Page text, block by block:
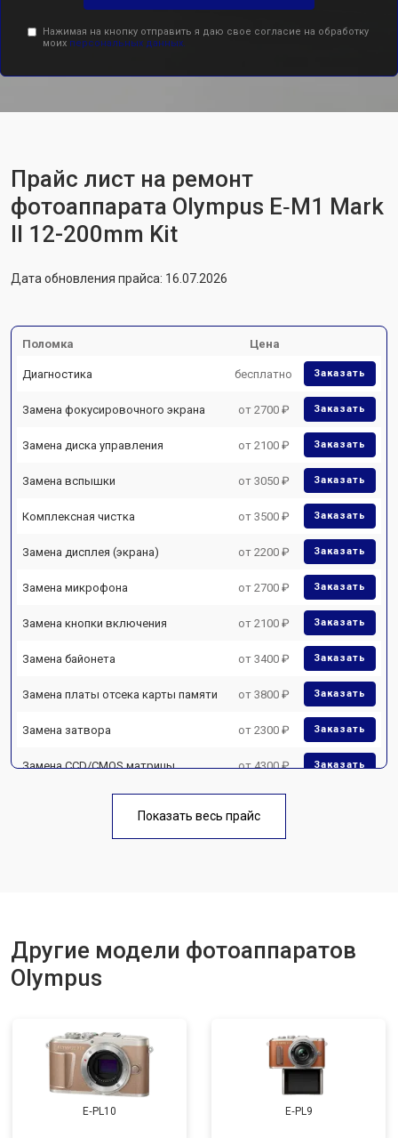
Нажимая на кнопку отправить я даю свое согласие на обработку
моих персональных данных.
Прайс лист на ремонт
фотоаппарата Olympus E‑M1 Mark
II 12-200mm Kit
Дата обновления прайса: 16.07.2026
Поломка Цена
Диагностика бесплатно Заказать
Замена фокусировочного экрана от 2700 ₽ Заказать
Замена диска управления от 2100 ₽ Заказать
Замена вспышки от 3050 ₽ Заказать
Комплексная чистка от 3500 ₽ Заказать
Замена дисплея (экрана) от 2200 ₽ Заказать
Замена микрофона от 2700 ₽ Заказать
Замена кнопки включения от 2100 ₽ Заказать
Замена байонета от 3400 ₽ Заказать
Замена платы отсека карты памяти от 3800 ₽ Заказать
Замена затвора от 2300 ₽ Заказать
Замена CCD/CMOS матрицы от 4300 ₽ Заказать
Показать весь прайс
Другие модели фотоаппаратов
Olympus
E‑PL10 E‑PL9